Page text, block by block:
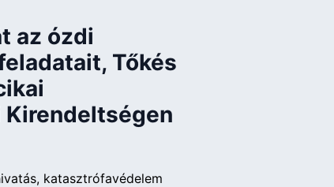
az ózdi
Tőkés
katasztrófavédelem